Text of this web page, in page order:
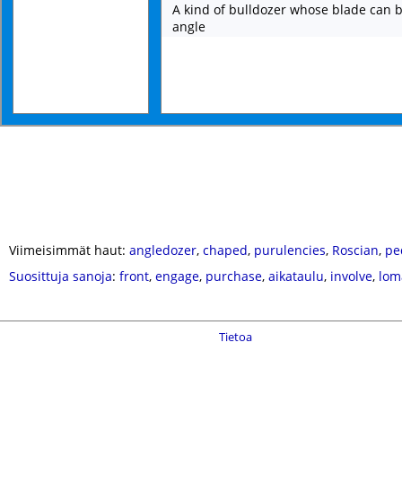
A kind of bulldozer whose blade can
angle
Viimeisimmät haut: angledozer, chaped, purulencies, Roscian,
Suosittuja sanoja: front, engage, purchase, aikataulu, involve,
Tietoa